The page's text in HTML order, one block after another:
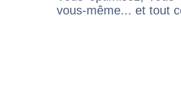
vous-même... et tout